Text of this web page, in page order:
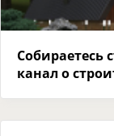
Собираетесь
канал о